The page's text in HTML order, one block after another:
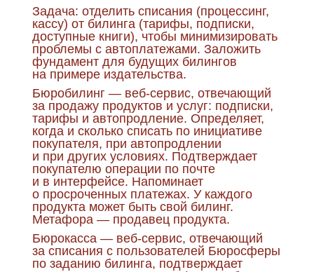
Задача: отделить списания (процессинг,
кассу) от билинга (тарифы, подписки,
доступные книги), чтобы минимизировать
проблемы с автоплатежами. Заложить
фундамент для будущих билингов
на примере издательства.
Бюробилинг — веб‑сервис, отвечающий
за продажу продуктов и услуг: подписки,
тарифы и автопродление. Определяет,
когда и сколько списать по инициативе
покупателя, при автопродлении
и при других условиях. Подтверждает
покупателю операции по почте
и в интерфейсе. Напоминает
о просроченных платежах. У каждого
продукта может быть свой билинг.
Метафора — продавец продукта.
Бюрокасса — веб‑сервис, отвечающий
за списания с пользователей Бюросферы
по заданию билинга, подтверждает